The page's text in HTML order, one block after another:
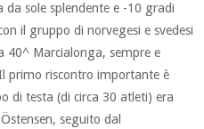
sole splendente e -10 gradi
il gruppo di norvegesi e svedesi
40^ Marcialonga, sempre e
primo riscontro importante è
di testa (di circa 30 atleti) era
seguito dal